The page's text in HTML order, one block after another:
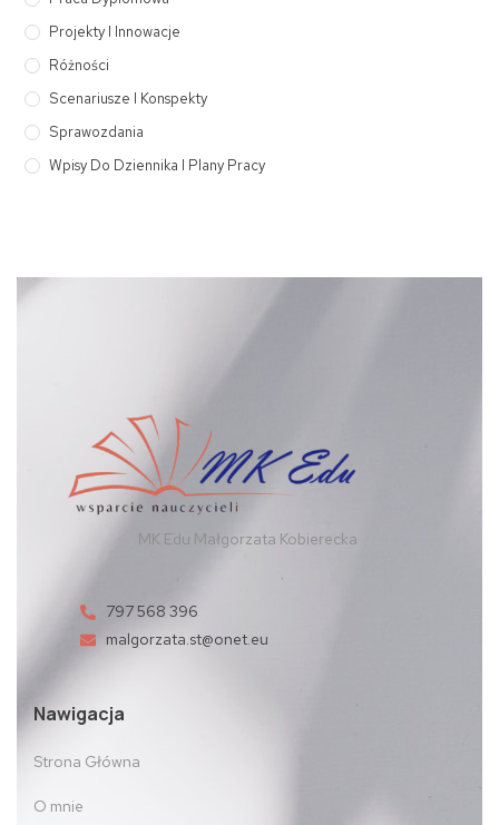
Projekty I Innowacje
Różności
Scenariusze I Konspekty
Sprawozdania
Wpisy Do Dziennika I Plany Pracy
MK Edu Małgorzata Kobierecka
797 568 396
malgorzata.st@onet.eu
Nawigacja
Strona Główna
O mnie